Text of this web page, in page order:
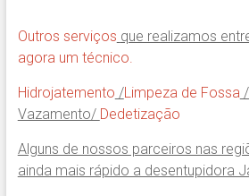
Outros serviços que realizamos
agora um técnico.
Hidrojatemento /Limpeza de Fossa/
Vazamento/ Dedetização
Alguns de nossos parceiros nas
ainda mais rápido a desentupidora